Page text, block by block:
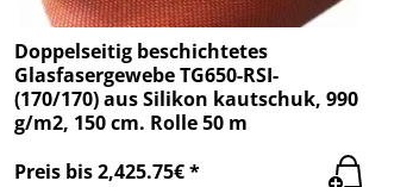
Doppelseitig beschichtetes
Glasfasergewebe TG650-RSI-
(170/170) aus Silikon kautschuk, 990
g/m2, 150 cm. Rolle 50 m
Preis bis 2,425.75€ *